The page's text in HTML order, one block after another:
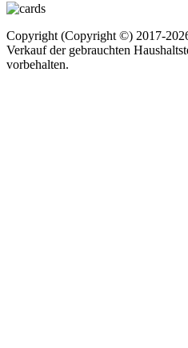
Copyright (Copyright ©) 2017-
Verkauf der gebrauchten
vorbehalten.